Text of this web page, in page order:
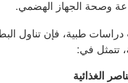
وصحة الجهاز الهضمي.
تتمثل في:
الغذائية